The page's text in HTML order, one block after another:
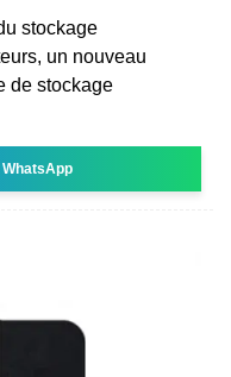
stockage
un nouveau
de stockage
WhatsApp